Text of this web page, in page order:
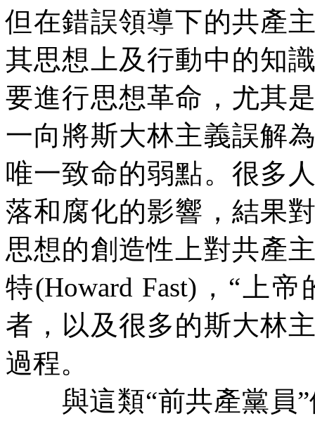
但在錯誤領導下的共產
其思想上及行動中的知
要進行思想革命，尤其
一向將斯大林主義誤解
唯一致命的弱點。很多
落和腐化的影響，結果
思想的創造性上對共產
特(Howard Fast) ，“上帝
者，以及很多的斯大林
過程。
與這類“前共產黨員”